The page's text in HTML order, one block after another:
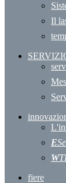
Il
E
W
fiere